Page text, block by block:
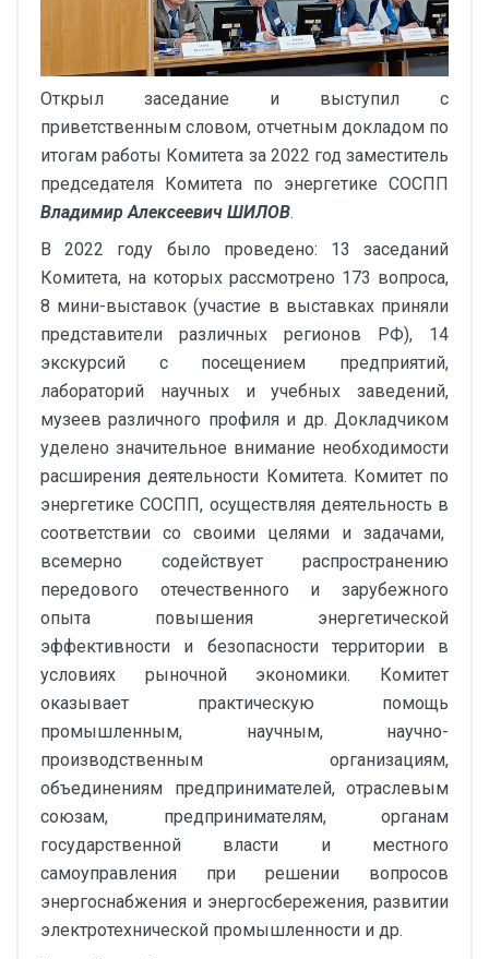
Открыл заседание и выступил с
приветственным словом, отчетным докладом по
итогам работы Комитета за 2022 год заместитель
председателя Комитета по энергетике СОСПП
Владимир Алексеевич ШИЛОВ.
В 2022 году было проведено: 13 заседаний
Комитета, на которых рассмотрено 173 вопроса,
8 мини-выставок (участие в выставках приняли
представители различных регионов РФ), 14
экскурсий с посещением предприятий,
лабораторий научных и учебных заведений,
музеев различного профиля и др. Докладчиком
уделено значительное внимание необходимости
расширения деятельности Комитета. Комитет по
энергетике СОСПП, осуществляя деятельность в
соответствии со своими целями и задачами,
всемерно содействует распространению
передового отечественного и зарубежного
опыта повышения энергетической
эффективности и безопасности территории в
условиях рыночной экономики. Комитет
оказывает практическую помощь
промышленным, научным, научно-
производственным организациям,
объединениям предпринимателей, отраслевым
союзам, предпринимателям, органам
государственной власти и местного
самоуправления при решении вопросов
энергоснабжения и энергосбережения, развитии
электротехнической промышленности и др.